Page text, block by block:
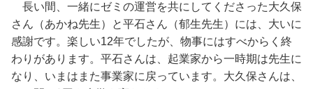
長い間、一緒にゼミの運営を共にしてくださった大久保
さん（あかね先生）と平石さん（郁生先生）には、大いに
感謝です。楽しい12年でしたが、物事にはすべからく終
わりがあります。平石さんは、起業家から一時期は先生に
なり、いまはまた事業家に戻っています。大久保さんは、